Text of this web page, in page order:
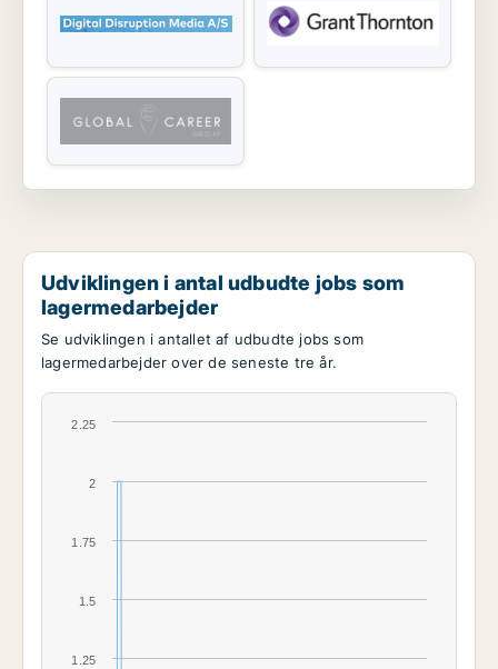
Udviklingen i antal udbudte jobs som
lagermedarbejder
Se udviklingen i antallet af udbudte jobs som
lagermedarbejder over de seneste tre år.
2
1.25
1.5
1.75
2.25